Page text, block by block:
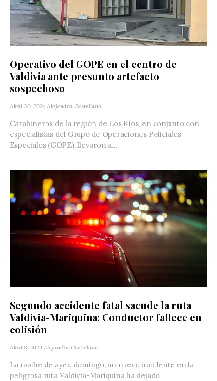
Operativo del GOPE en el centro de
Valdivia ante presunto artefacto
sospechoso
Abril 30, 2024 Alejandra Castellano
Carabineros de la región de Los Ríos, en conjunto con
especialistas del Grupo de Operaciones Policiales
Especiales (GOPE), llevaron a...
Segundo accidente fatal sacude la ruta
Valdivia-Mariquina: Conductor fallece en
colisión
Abril 8, 2024 Alejandra Castellano
La noche de ayer, domingo, un nuevo incidente en la
peligrosa ruta Valdivia-Mariquina ha dejado